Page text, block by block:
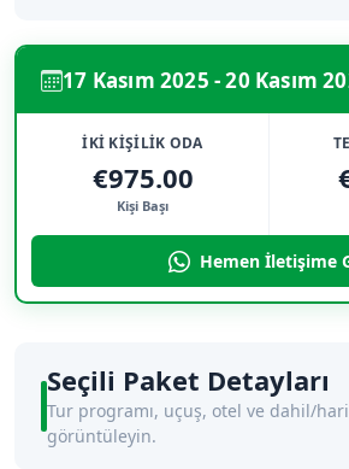
17 Kasım 2025 - 20 Kasım
İKİ KİŞİLİK ODA
€975.00
Kişi Başı
Hemen İletişime
Seçili Paket Detayları
Tur programı, uçuş, otel ve dahil/
görüntüleyin.